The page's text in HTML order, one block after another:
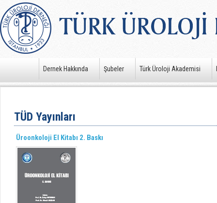
Dernek Hakkında Şubeler Türk Üroloji Akademisi
TÜD Yayınları
Üroonkoloji El Kitabı 2. Baskı